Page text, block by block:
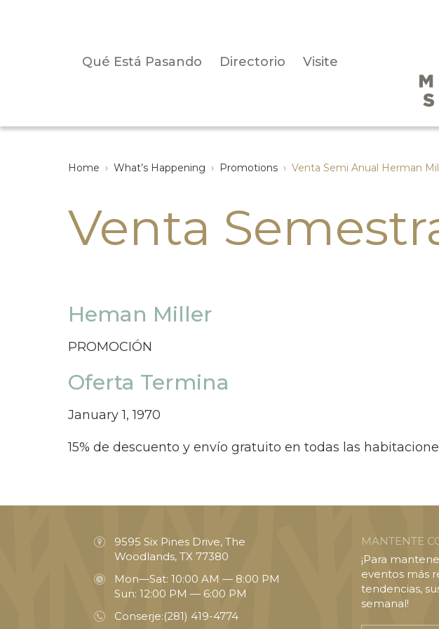
Qué Está Pasando Directorio Visite
Home › What’s Happening › Promotions › Venta Semi Anual Herman
Venta
Heman Miller
PROMOCIÓN
Oferta Termina
January 1, 1970
15% de descuento y envío gratuito en todas las
9595 Six Pines Drive, The
Woodlands, TX 77380
Mon—Sat: 10:00 AM — 8:00 PM
Sun: 12:00 PM — 6:00 PM
Conserje:(281) 419-4774
MANTENTE
¡Para
eventos más
tendencias,
semanal!